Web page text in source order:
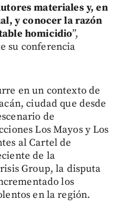
materiales y, en
y conocer la razón
homicidio”,
su conferencia
en un contexto de
ciudad que desde
de
Los Mayos y Los
al Cartel de
de la
Group, la disputa
los
en la región.